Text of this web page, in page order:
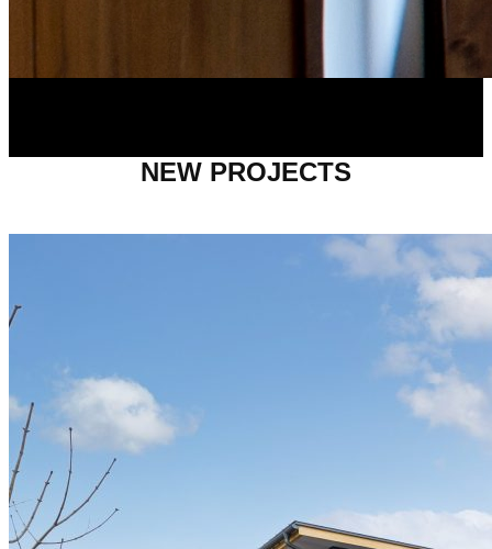
NEW PROJECTS